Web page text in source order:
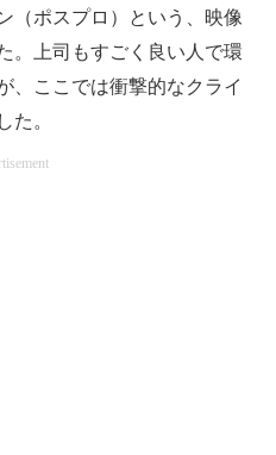
（ポスプロ）という、映像
。上司もすごく良い人で環
、ここでは衝撃的なクライ
た。